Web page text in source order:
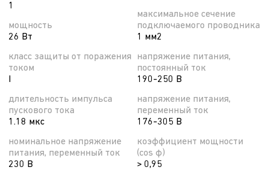
1
мощность
26 Вт
класс защиты от поражения
током
длительность импульса
пускового тока
1.18 мкс
номинальное напряжение
питания, переменный ток
230 В
максимальное сечение
подключаемого проводника
1 мм2
напряжение питания,
постоянный ток
190-250 В
напряжение питания,
переменный ток
176-305 В
коэффициент мощности
(cos φ)
> 0,95